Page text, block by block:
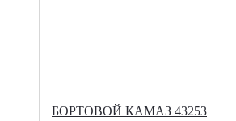
БОРТОВОЙ КАМАЗ 43253